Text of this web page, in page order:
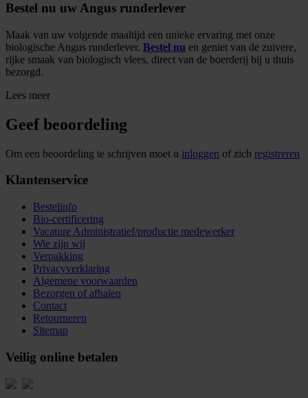
Bestel nu uw Angus runderlever
Maak van uw volgende maaltijd een unieke ervaring met onze
biologische Angus runderlever. Bestel nu en geniet van de zuivere,
rijke smaak van biologisch vlees, direct van de boerderij bij u thuis
bezorgd.
Lees meer
Geef beoordeling
Om een beoordeling te schrijven moet u inloggen of zich registreren
Klantenservice
Bestelinfo
Bio-certificering
Vacature Administratief/productie medewerker
Wie zijn wij
Verpakking
Privacyverklaring
Algemene voorwaarden
Bezorgen of afhalen
Contact
Retourneren
Sitemap
Veilig online betalen